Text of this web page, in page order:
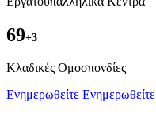
69+3
Kλαδικές Ομοσπονδίες
Ενημερωθείτε Ενημερωθείτε